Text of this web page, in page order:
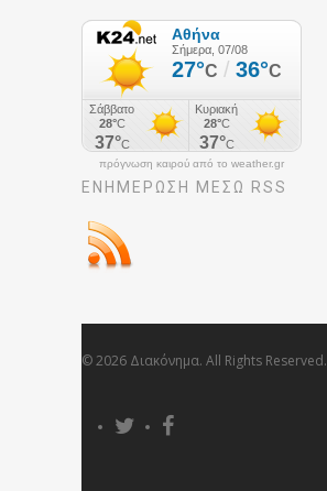
πρόγνωση καιρού από το weather.gr
ΕΝΗΜΈΡΩΣΉ ΜΕΣΩ RSS
© 2026 Διακόνημα. All Rights Reserved.